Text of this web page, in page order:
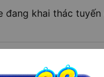
đang khai thác
tuyến đường.